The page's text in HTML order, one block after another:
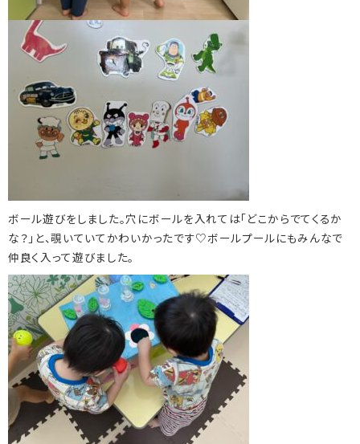
ボール遊びをしました。穴にボールを入れては「どこからでてくるか
な？」と、覗いていてかわいかったです♡ボールプールにもみんなで
仲良く入って遊びました。